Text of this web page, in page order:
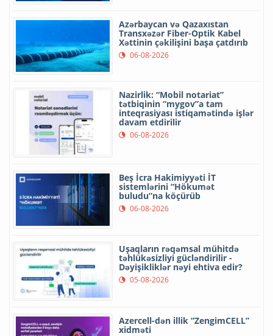
Azərbaycan və Qazaxıstan
Transxəzər Fiber-Optik Kabel
Xəttinin çəkilişini başa çatdırıb
06-08-2026
Nazirlik: “Mobil notariat”
tətbiqinin “mygov”a tam
inteqrasiyası istiqamətində işlər
davam etdirilir
06-08-2026
Beş İcra Hakimiyyəti İT
sistemlərini “Hökumət
buludu”na köçürüb
06-08-2026
Uşaqların rəqəmsal mühitdə
təhlükəsizliyi gücləndirilir -
Dəyişikliklər nəyi ehtiva edir?
05-08-2026
Azercell-dən illik “ZengimCELL”
xidməti